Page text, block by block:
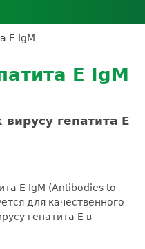
кабинет
Экскурсия в
E IgM
E IgM
гепатита Е
Е IgM (Antibodies to
для качественного
гепатита Е в